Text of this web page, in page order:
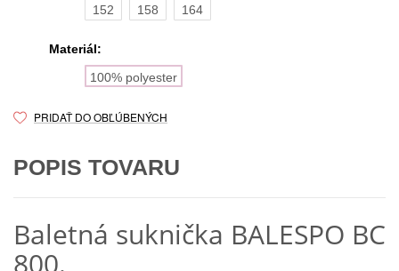
152 158 164
Materiál:
100% polyester
PRIDAŤ DO OBĽÚBENÝCH
POPIS TOVARU
Baletná suknička BALESPO ВС
800.